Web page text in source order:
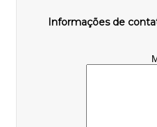
Informações de